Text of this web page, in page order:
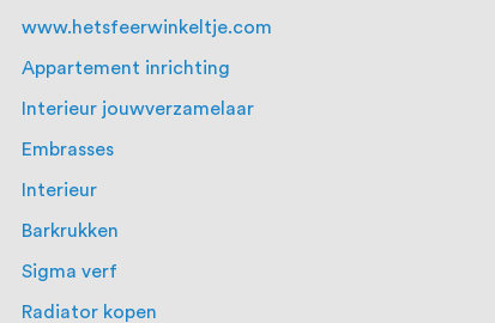
www.hetsfeerwinkeltje.com
Appartement inrichting
Interieur jouwverzamelaar
Embrasses
Interieur
Barkrukken
Sigma verf
Radiator kopen